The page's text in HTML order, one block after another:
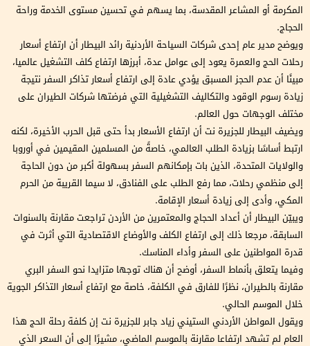
المكرمة أو المشاعر المقدسة، بما يسهم في تحسين مستوى الخدمة وراحة
الحجاج.
ويوضح مدير عام إحدى شركات السياحة الأردنية رائد البيطار أن ارتفاع أسعار
رحلات الحج والعمرة يعود إلى عوامل عدة، أبرزها ارتفاع كلف التشغيل عالميا،
مبينًا أن عدم الحجز المسبق يؤدي عادة إلى ارتفاع أسعار تذاكر السفر نتيجة
زيادة رسوم الوقود والتكاليف التشغيلية التي فرضتها شركات الطيران على
مختلف الوجهات حول العالم.
ويضيف البيطار للجزيرة نت أن ارتفاع الأسعار بدأ حتى قبل الحرب الأخيرة، لكنه
ارتبط أساسًا بزيادة الطلب العالمي، خاصةً من المسلمين المقيمين في أوروبا
والولايات المتحدة، الذين بات بإمكانهم السفر بسهولة أكبر من دون الحاجة
إلى منظمي رحلات، مما رفع الطلب على الفنادق، لا سيما القريبة من الحرم
المكي، وأدى إلى زيادة أسعار الإقامة.
ويبيّن البيطار أن أعداد الحجاج والمعتمرين من الأردن تراجعت مقارنة بالسنوات
السابقة، مرجعا ذلك إلى ارتفاع الكلف والأوضاع الاقتصادية التي أثرت في
قدرة المواطنين على السفر وأداء المناسك.
وفيما يتعلق بأنماط السفر، أوضح أن هناك توجها متزايدا نحو السفر البري
مقارنة بالطيران، نظرًا للفارق في الكلفة، خاصة مع ارتفاع أسعار التذاكر الجوية
خلال الموسم الحالي.
ويقول المواطن الأردني الستيني زياد جابر للجزيرة نت إن كلفة رحلة الحج هذا
العام لم تشهد ارتفاعا مقارنة بالموسم الماضي، مشيرًا إلى أن السعر الذي